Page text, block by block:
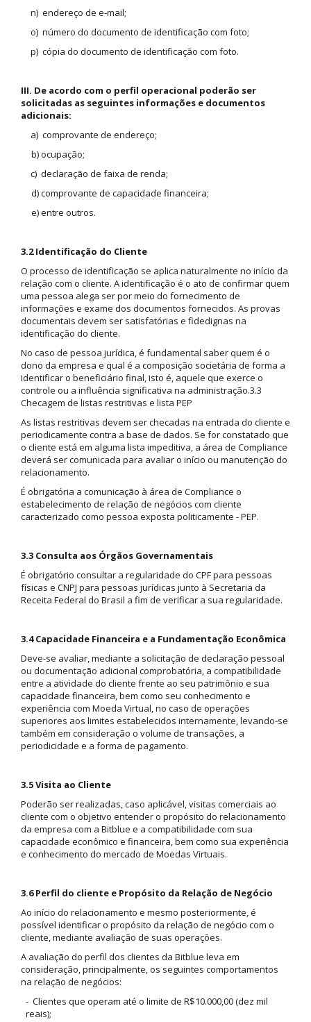
n) endereço de e-mail;
o) número do documento de identificação com foto;
p) cópia do documento de identificação com foto.
III. De acordo com o perfil operacional poderão ser
solicitadas as seguintes informações e documentos
adicionais:
a) comprovante de endereço;
b) ocupação;
c) declaração de faixa de renda;
d) comprovante de capacidade financeira;
e) entre outros.
3.2 Identificação do Cliente
O processo de identificação se aplica naturalmente no início da
relação com o cliente. A identificação é o ato de confirmar quem
uma pessoa alega ser por meio do fornecimento de
informações e exame dos documentos fornecidos. As provas
documentais devem ser satisfatórias e fidedignas na
identificação do cliente.
No caso de pessoa jurídica, é fundamental saber quem é o
dono da empresa e qual é a composição societária de forma a
identificar o beneficiário final, isto é, aquele que exerce o
controle ou a influência significativa na administração.3.3
Checagem de listas restritivas e lista PEP
As listas restritivas devem ser checadas na entrada do cliente e
periodicamente contra a base de dados. Se for constatado que
o cliente está em alguma lista impeditiva, a área de Compliance
deverá ser comunicada para avaliar o início ou manutenção do
relacionamento.
É obrigatória a comunicação à área de Compliance o
estabelecimento de relação de negócios com cliente
caracterizado como pessoa exposta politicamente - PEP.
3.3 Consulta aos Órgãos Governamentais
É obrigatório consultar a regularidade do CPF para pessoas
físicas e CNPJ para pessoas jurídicas junto à Secretaria da
Receita Federal do Brasil a fim de verificar a sua regularidade.
3.4 Capacidade Financeira e a Fundamentação Econômica
Deve-se avaliar, mediante a solicitação de declaração pessoal
ou documentação adicional comprobatória, a compatibilidade
entre a atividade do cliente frente ao seu patrimônio e sua
capacidade financeira, bem como seu conhecimento e
experiência com Moeda Virtual, no caso de operações
superiores aos limites estabelecidos internamente, levando-se
também em consideração o volume de transações, a
periodicidade e a forma de pagamento.
3.5 Visita ao Cliente
Poderão ser realizadas, caso aplicável, visitas comerciais ao
cliente com o objetivo entender o propósito do relacionamento
da empresa com a Bitblue e a compatibilidade com sua
capacidade econômico e financeira, bem como sua experiência
e conhecimento do mercado de Moedas Virtuais.
3.6 Perfil do cliente e Propósito da Relação de Negócio
Ao início do relacionamento e mesmo posteriormente, é
possível identificar o propósito da relação de negócio com o
cliente, mediante avaliação de suas operações.
A avaliação do perfil dos clientes da Bitblue leva em
consideração, principalmente, os seguintes comportamentos
na relação de negócios:
- Clientes que operam até o limite de R$10.000,00 (dez mil
reais);